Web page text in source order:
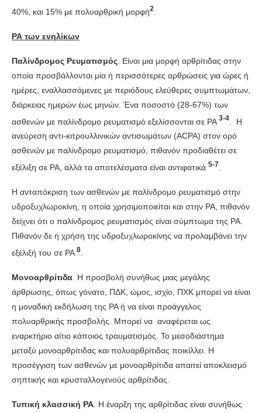
40%, και 15% με πολυαρθρική μορφή2
ΡΑ των ενηλίκων
Παλίνδρομος Ρευματισμός . Είναι μια μορφή αρθρίτιδας στην
οποία προσβάλλονται μία ή περισσότερες αρθρώσεις για ώρες ή
ημέρες, εναλλασσόμενες με περιόδους ελεύθερες συμπτωμάτων,
διάρκειας ημερών έως μηνών. Ένα ποσοστό (28-67%) των
ασθενών με παλίνδρομο ρευματισμό εξελίσσονται σε ΡΑ 3-4
. Η
ανεύρεση αντι-κιτρουλλινικών αντισωμάτων (ACPA) στον ορό
ασθενών με παλίνδρομο ρευματισμό, πιθανόν προδιαθέτει σε
εξέλιξη σε ΡΑ, αλλά τα αποτελέσματα είναι αντιφατικά 5-7
Η ανταπόκριση των ασθενών με παλίνδρομο ρευματισμό στην
υδροξυχλωροκίνη, η οποία χρησιμοποιείται και στην ΡΑ, πιθανόν
δείχνει ότι ο παλίνδρομος ρευματισμός είναι σύμπτωμα της ΡΑ.
Πιθανόν δε η χρήση της υδροξυχλωροκίνης να προλαμβάνει την
εξέλιξή του σε ΡΑ 8
Μονοαρθρίτιδα . Η προσβολή συνήθως μιας μεγάλης
άρθρωσης, όπως γόνατο, ΠΔΚ, ώμος, ισχίο, ΠΧΚ μπορεί να είναι
η μοναδική εκδήλωση της ΡΑ ή να είναι προάγγελος
πολυαρθρικής προσβολής. Μπορεί να αναφέρεται ως
εναρκτήριο αίτιο κάποιος τραυματισμός. Το μεσοδιάστημα
μεταξύ μονοαρθρίτιδας και πολυαρθρίτιδας ποικίλλει. Η
προσέγγιση των ασθενών με μονοαρθρίτιδα απαιτεί αποκλεισμό
σηπτικής και κρυσταλλογενούς αρθρίτιδας.
Τυπική κλασσική ΡΑ . Η έναρξη της αρθρίτιδας είναι συνήθως